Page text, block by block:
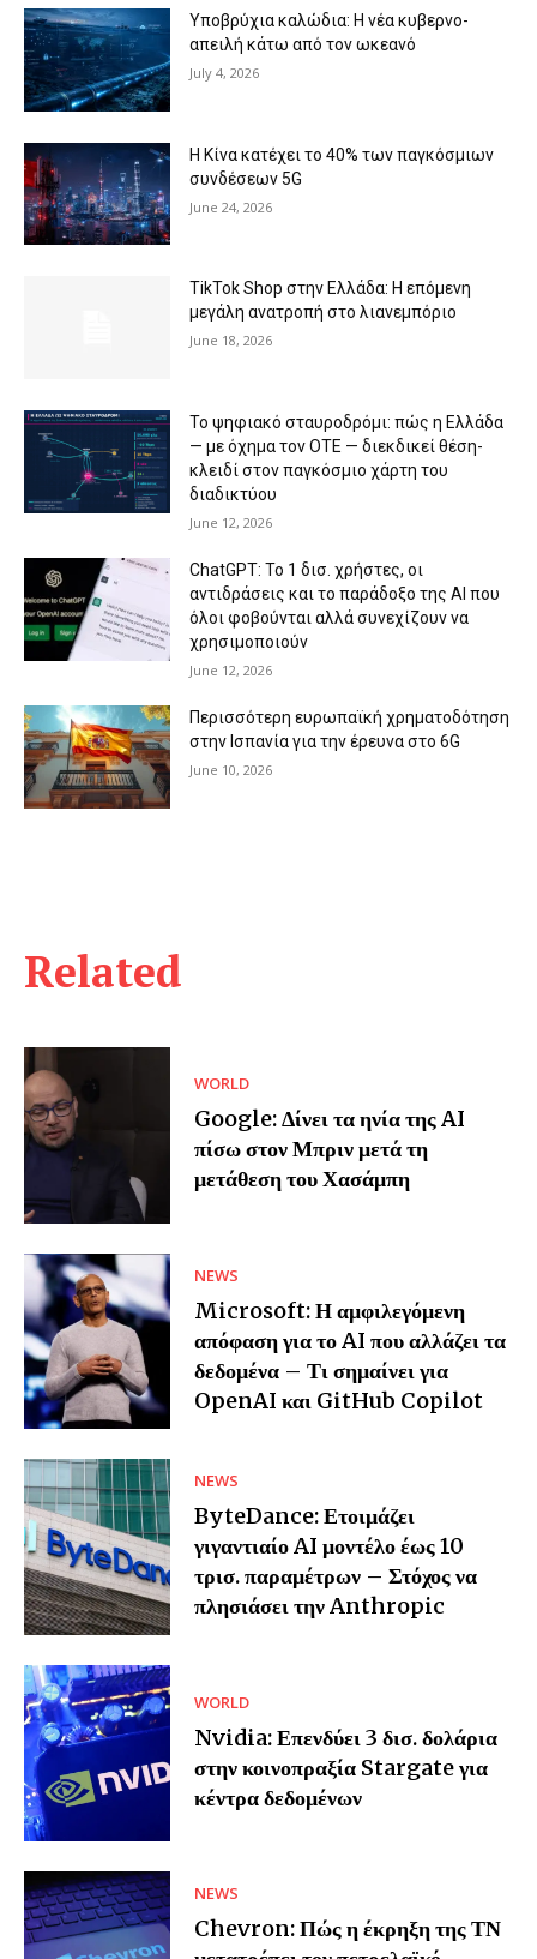
Related
WORLD
Google: Δίνει τα ηνία της AI
πίσω στον Μπριν μετά τη
μετάθεση του Χασάμπη
NEWS
Microsoft: Η αμφιλεγόμενη
απόφαση για το AI που αλλάζει τα
δεδομένα – Τι σημαίνει για
OpenAI και GitHub Copilot
NEWS
ByteDance: Ετοιμάζει
γιγαντιαίο AI μοντέλο έως 10
τρισ. παραμέτρων – Στόχος να
πλησιάσει την Anthropic
WORLD
Nvidia: Επενδύει 3 δισ. δολάρια
στην κοινοπραξία Stargate για
κέντρα δεδομένων
NEWS
Chevron: Πώς η έκρηξη της ΤΝ
Υποβρύχια καλώδια: Η νέα κυβερνο-
απειλή κάτω από τον ωκεανό
July 4, 2026
Η Κίνα κατέχει το 40% των παγκόσμιων
συνδέσεων 5G
June 24, 2026
TikTok Shop στην Ελλάδα: H επόμενη
μεγάλη ανατροπή στο λιανεμπόριο
June 18, 2026
Το ψηφιακό σταυροδρόμι: πώς η Ελλάδα
— με όχημα τον ΟΤΕ — διεκδικεί θέση-
κλειδί στον παγκόσμιο χάρτη του
διαδικτύου
June 12, 2026
ChatGPT: Το 1 δισ. χρήστες, οι
αντιδράσεις και το παράδοξο της AI που
όλοι φοβούνται αλλά συνεχίζουν να
χρησιμοποιούν
June 12, 2026
Περισσότερη ευρωπαϊκή χρηματοδότηση
στην Ισπανία για την έρευνα στο 6G
June 10, 2026